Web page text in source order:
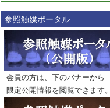
巻・号指定
巻
号
範囲指定
巻
号～
巻
号
触媒年鑑
年度
参照触媒ポータル
会員の方は、下のバナーから
限定公開情報を閲覧できます。